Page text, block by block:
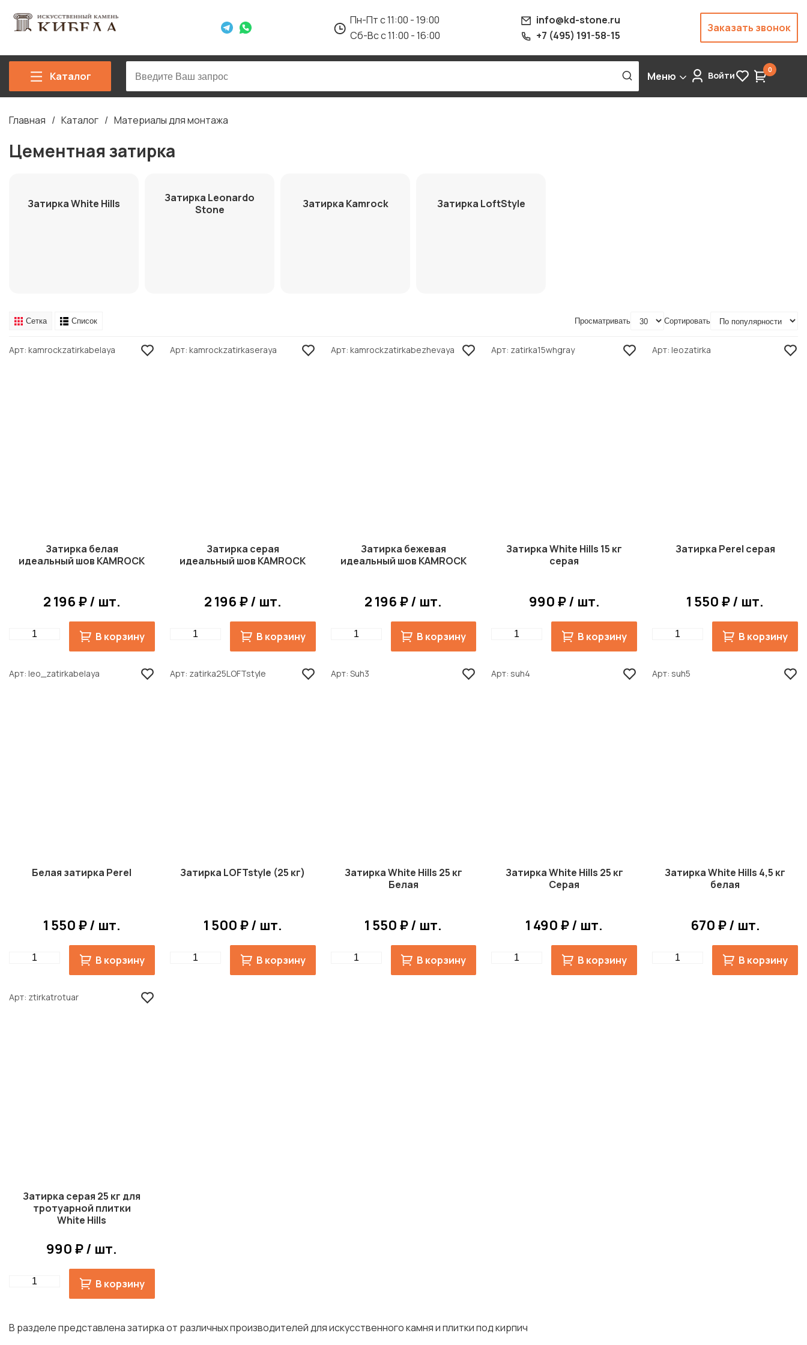
Пн-Пт с 11:00 - 19:00
Сб-Вс с 11:00 - 16:00
info@kd-stone.ru
+7 (495) 191-58-15
Заказать звонок
Каталог Меню Войти 0
Строка
навигации
Главная Каталог Материалы для монтажа
Цементная затирка
Затирка White Hills
Затирка Leonardo
Stone
Затирка Kamrock Затирка LoftStyle
Сетка Список Просматривать Сортировать
Арт kamrockzatirkabelaya
Затирка белая
идеальный шов KAMROCK
2 196 ₽ / шт.
Quantity В корзину
Арт kamrockzatirkaseraya
Затирка серая
идеальный шов KAMROCK
2 196 ₽ / шт.
Quantity В корзину
Арт kamrockzatirkabezhevaya
Затирка бежевая
идеальный шов KAMROCK
2 196 ₽ / шт.
Quantity В корзину
Арт zatirka15whgray
Затирка White Hills 15 кг
серая
990 ₽ / шт.
Quantity В корзину
Арт leozatirka
Затирка Perel серая
1 550 ₽ / шт.
Quantity В корзину
Арт leo_zatirkabelaya
Белая затирка Perel
1 550 ₽ / шт.
Quantity В корзину
Арт zatirka25LOFTstyle
Затирка LOFTstyle (25 кг)
1 500 ₽ / шт.
Quantity В корзину
Арт Suh3
Затирка White Hills 25 кг
Белая
1 550 ₽ / шт.
Quantity В корзину
Арт suh4
Затирка White Hills 25 кг
Серая
1 490 ₽ / шт.
Quantity В корзину
Арт suh5
Затирка White Hills 4,5 кг
белая
670 ₽ / шт.
Quantity В корзину
Арт ztirkatrotuar
Затирка серая 25 кг для
тротуарной плитки
White Hills
990 ₽ / шт.
Quantity В корзину
В разделе представлена затирка от различных производителей для искусственного камня и плитки под кирпич